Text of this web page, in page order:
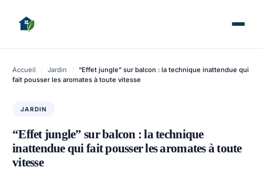
Accueil / Jardin /
“Effet jungle” sur balcon : la technique inattendue qui
fait pousser les aromates à toute vitesse
JARDIN
“Effet jungle” sur balcon : la technique
inattendue qui fait pousser les aromates à toute
vitesse